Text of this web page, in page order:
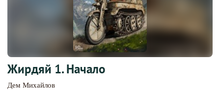
Жирдяй 1. Начало
Дем Михайлов